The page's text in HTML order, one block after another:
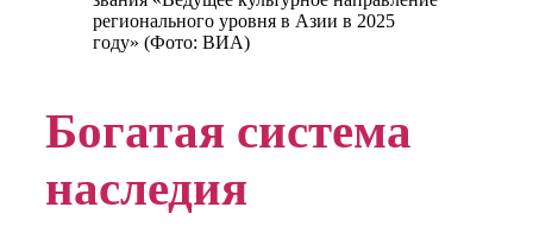
регионального уровня в Азии в 2025
году» (Фото: ВИА)
Богатая система
наследия